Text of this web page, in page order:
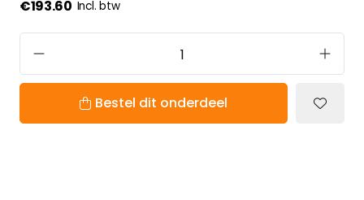
€193.60 Incl. btw
Bestel dit onderdeel